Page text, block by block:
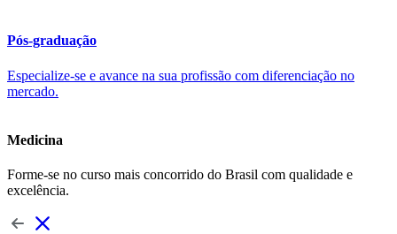
Pós-graduação
Especialize-se e avance na sua profissão com diferenciação no
mercado.
Medicina
Forme-se no curso mais concorrido do Brasil com qualidade e
excelência.